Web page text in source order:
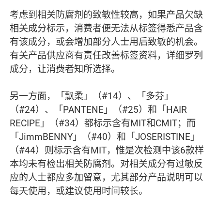
考虑到相关防腐剂的致敏性较高，如果产品欠缺
相关成分标示，消费者便无法从标签得悉产品含
有该成分，或会增加部分人士用后致敏的机会。
有关产品供应商有责任改善标签资料，详细罗列
成分，让消费者知所选择。
另一方面，「飘柔」（#14）、「多芬」
（#24）、「PANTENE」（#25）和「HAIR
RECIPE」（#34）都标示含有MIT和CMIT；而
「JimmBENNY」（#40）和「JOSERISTINE」
（#44）则标示含有MIT，惟是次检测中该6款样
本均未有检出相关防腐剂。对相关成分有过敏反
应的人士都应多加留意，尤其部分产品说明可以
每天使用，或建议使用时间较长。